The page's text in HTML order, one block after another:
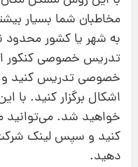
مخاطبان شما بسیار
به شهر یا کشور محدود
تدریس خصوصی کنکور
خصوصی تدریس کنید و
اشکال برگزار کنید. با
خواهید شد. می‌توانید
کنید و سپس لینک شرکت
دهید.